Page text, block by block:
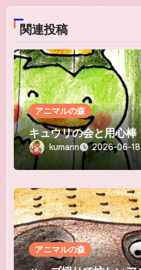
関連投稿
アニマルの森
キュウリの会と用心棒
kumarin 2026-06-18
アニマルの森